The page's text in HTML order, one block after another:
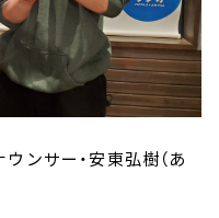
ンサー・安東弘樹（あ